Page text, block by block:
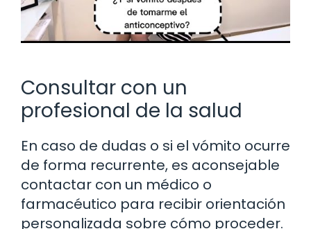
Consultar con un
profesional de la salud
En caso de dudas o si el vómito ocurre
de forma recurrente, es aconsejable
contactar con un médico o
farmacéutico para recibir orientación
personalizada sobre cómo proceder.